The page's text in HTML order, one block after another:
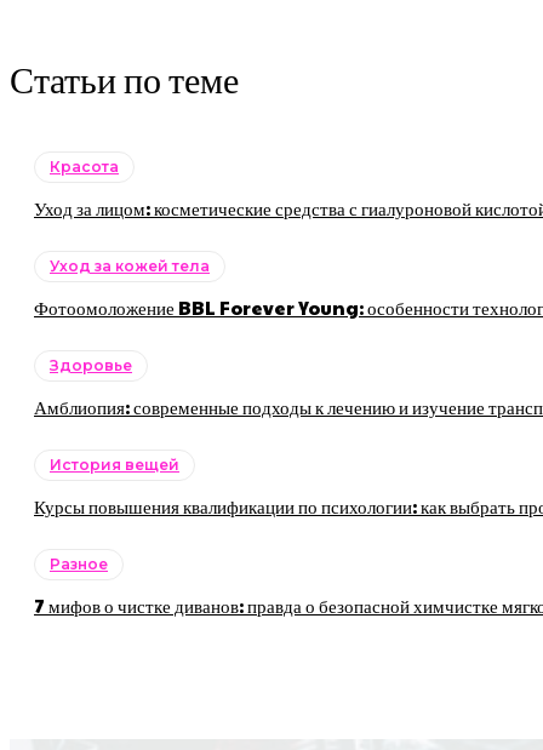
Статьи по теме
Красота
Уход за лицом: косметические средства с гиалуроновой
Уход за кожей тела
Фотоомоложение BBL Forever Young: особенности
Здоровье
Амблиопия: современные подходы к лечению и изучение
История вещей
Курсы повышения квалификации по психологии: как выбрать
Разное
7 мифов о чистке диванов: правда о безопасной химчистке